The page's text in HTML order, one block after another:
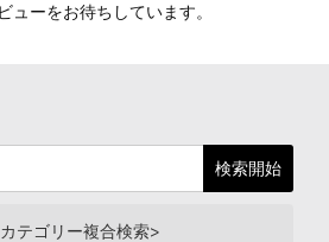
ューをお待ちしています。
テゴリー複合検索>